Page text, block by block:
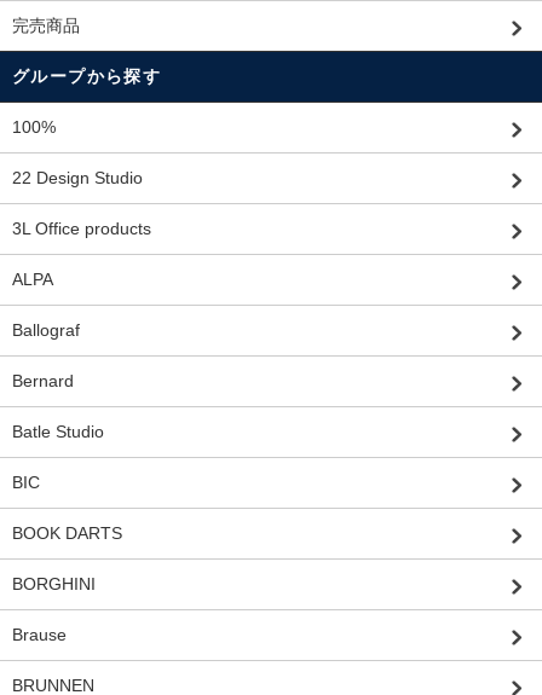
完売商品
グループから探す
100%
22 Design Studio
3L Office products
ALPA
Ballograf
Bernard
Batle Studio
BIC
BOOK DARTS
BORGHINI
Brause
BRUNNEN